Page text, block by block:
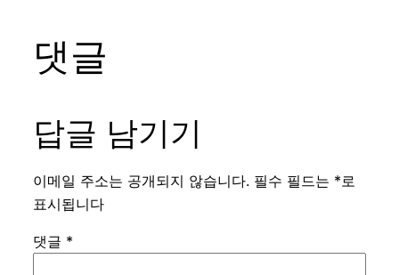
댓글
답글 남기기
이메일 주소는 공개되지 않습니다. 필수 필드는 *로
표시됩니다
댓글 *